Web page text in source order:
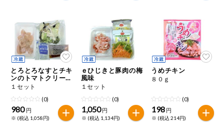
トク
複数注文でお
トク
ポイントがも
らえる！
お弁当用商品
とろとろなすとチキ
ンのトマトクリーム
煮
１セット
(0)
980 円
※ (税込 1,058円)
ｅひじきと豚肉の梅
風味
１セット
(0)
1,050 円
※ (税込 1,134円)
うめチキン
８０ｇ
(0)
198 円
※ (税込 214円)